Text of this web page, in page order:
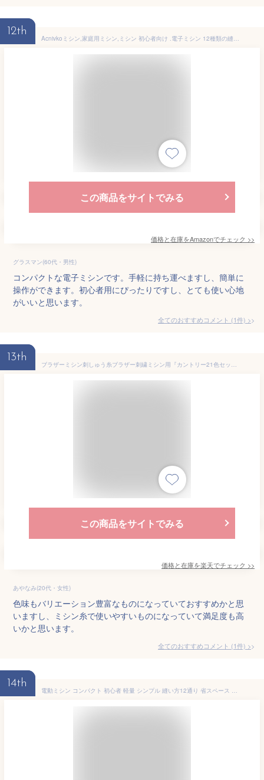
12th
Acnivkoミシン,家庭用ミシン,ミシン 初心者向け .電子ミシン 12種類の縫い目,DIY用 小型ミシン,小型 ミニ 裁縫セット返し縫い機能 日常手作り縫製 操作簡単 スピード調整可能 持ち運び便利 収納引き出し付き コンパクト 家庭用 趣味・刺繍・手作り (パープル)
この商品をサイトでみる
価格と在庫をAmazonでチェック >>
グラスマン(60代・男性)
コンパクトな電子ミシンです。手軽に持ち運べますし、簡単に
操作ができます。初心者用にぴったりですし、とても使い心地
がいいと思います。
全てのおすすめコメント (1件) >
13th
ブラザーミシン刺しゅう糸ブラザー刺繍ミシン用『カントリー21色セット』 【CTS21】ブラザー刺しゅうミシンししゅう糸刺繍糸Skitch(スキッチ)PP1対応
この商品をサイトでみる
価格と在庫を楽天でチェック >>
あやなみ(20代・女性)
色味もバリエーション豊富なものになっていておすすめかと思
いますし、ミシン糸で使いやすいものになっていて満足度も高
いかと思います。
全てのおすすめコメント (1件) >
14th
電動ミシン コンパクト 初心者 軽量 シンプル 縫い方12通り 省スペース 簡単 小さい シンプル ピンク 手元ライト フットペダル（あす楽